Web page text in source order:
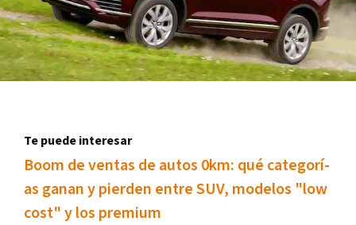
Te puede interesar
Boom de ventas de autos 0km: qué categorí­
as ganan y pierden entre SUV, modelos "low
cost" y los premium